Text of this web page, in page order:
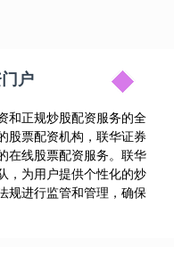
户
和正规炒股配资服务的全
股票配资机构，联华证券
在线股票配资服务。联华
，为用户提供个性化的炒
规进行监管和管理，确保